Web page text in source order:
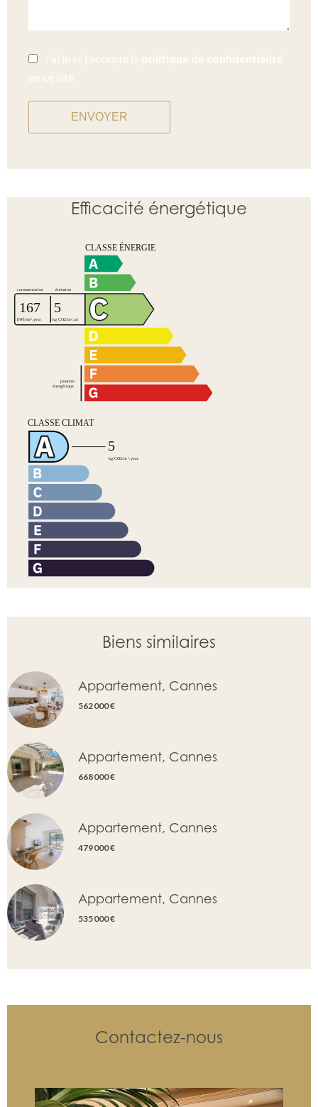
J’ai lu et j'accepte la politique de confidentialité
de ce site
ENVOYER
Efficacité énergétique
Biens similaires
Appartement, Cannes
562 000 €
Appartement, Cannes
668 000 €
Appartement, Cannes
479 000 €
Appartement, Cannes
535 000 €
Contactez-nous